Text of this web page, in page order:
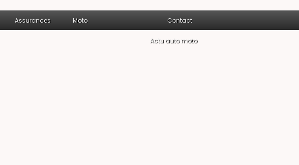
Assurances Moto Contact
Actu auto moto